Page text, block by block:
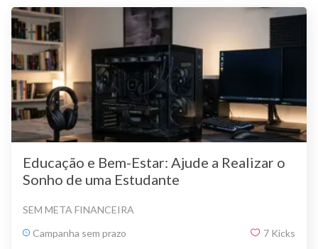
Educação e Bem-Estar: Ajude a Realizar o
Sonho de uma Estudante
SEM META FINANCEIRA
Campanha sem prazo
7 Kicks